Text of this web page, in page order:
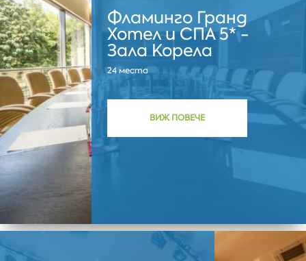
Фламинго Гранд
Хотел и СПА 5* -
Зала Корела
24 места
ВИЖ ПОВЕЧЕ